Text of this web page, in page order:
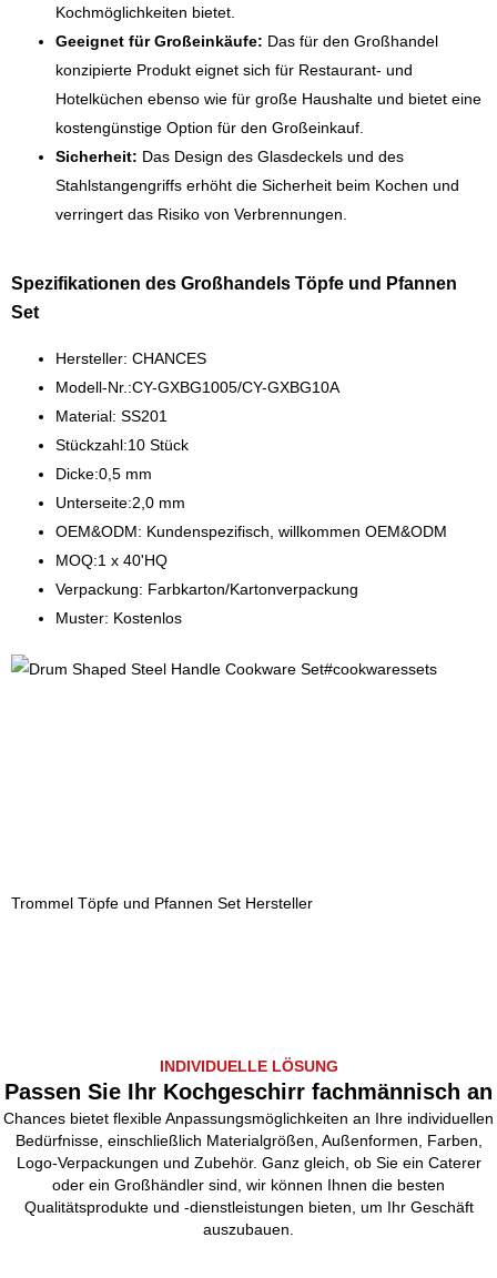
Kochmöglichkeiten bietet.
Geeignet für Großeinkäufe: Das für den Großhandel
konzipierte Produkt eignet sich für Restaurant- und
Hotelküchen ebenso wie für große Haushalte und bietet eine
kostengünstige Option für den Großeinkauf.
Sicherheit: Das Design des Glasdeckels und des
Stahlstangengriffs erhöht die Sicherheit beim Kochen und
verringert das Risiko von Verbrennungen.
Spezifikationen des Großhandels Töpfe und Pfannen
Set
Hersteller: CHANCES
Modell-Nr.:CY-GXBG1005/CY-GXBG10A
Material: SS201
Stückzahl:10 Stück
Dicke:0,5 mm
Unterseite:2,0 mm
OEM&ODM: Kundenspezifisch, willkommen OEM&ODM
MOQ:1 x 40'HQ
Verpackung: Farbkarton/Kartonverpackung
Muster: Kostenlos
Trommel Töpfe und Pfannen Set Hersteller
INDIVIDUELLE LÖSUNG
Passen Sie Ihr Kochgeschirr fachmännisch an
Chances bietet flexible Anpassungsmöglichkeiten an Ihre individuellen
Bedürfnisse, einschließlich Materialgrößen, Außenformen, Farben,
Logo-Verpackungen und Zubehör. Ganz gleich, ob Sie ein Caterer
oder ein Großhändler sind, wir können Ihnen die besten
Qualitätsprodukte und -dienstleistungen bieten, um Ihr Geschäft
auszubauen.